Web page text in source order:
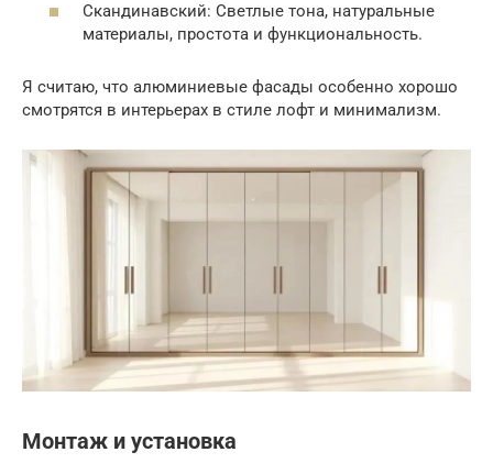
Скандинавский: Светлые тона, натуральные
материалы, простота и функциональность.
Я считаю, что алюминиевые фасады особенно хорошо
смотрятся в интерьерах в стиле лофт и минимализм.
Монтаж и установка